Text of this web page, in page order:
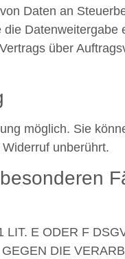
Daten an
über
möglich. Sie
unberührt.
E ODER F
DIE